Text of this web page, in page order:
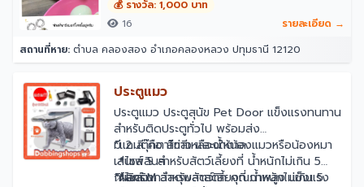
💰 รางวัล: 1,000 บาท
16
รายละเอียด →
สถานที่หาย: ตำบล คลองสอง อำเภอคลองหลวง ปทุมธานี 12120
ประตูแมว
ประตูแมว ประตูสุนัข Pet Door แข็งแรงทนทาน
สำหรับติดประตูทั่วไป พร้อมส่ง
*แถมตุ๊กตาไก่สีเหลืองให้น้องแมวหรือน้องหมา
เล่นเพลินๆ
*ผลิตจากวัสดุพลาสติก คุณภาพสูง แข็งแรง
มี 2 สี คือ สีขาว และน้ำตาล
📍ไซส์ S สำหรับสัตว์เลี้ยงที่ น้ำหนักไม่เกิน 5
กิโลกรัม
📍ไซส์ M สำหรับสัตว์เลี้ยงที่ น้ำหนักไม่เกิน 5